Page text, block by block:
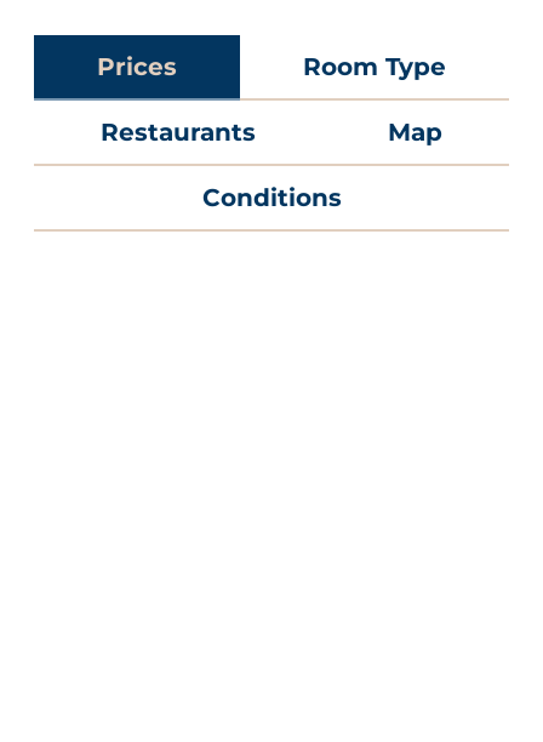
Prices Room Type
Restaurants Map
Conditions